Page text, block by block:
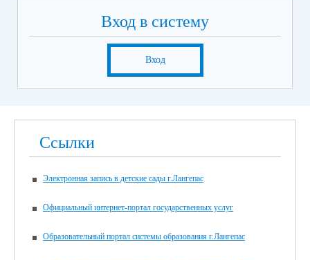
Вход в систему
Вход
Ссылки
Электронная запись в детские сады г.Лангепас
Официальный интернет-портал государственных услуг
Образовательный портал системы образования г.Лангепас